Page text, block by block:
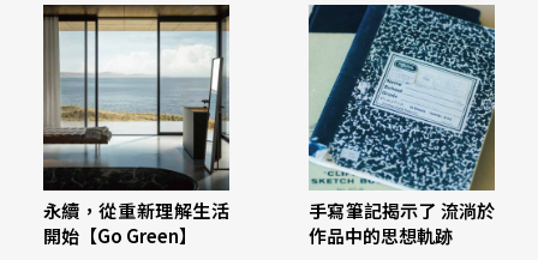
永續，從重新理解生活
開始【Go Green】
手寫筆記揭示了 流淌於
作品中的思想軌跡